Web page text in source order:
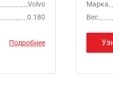
Volvo
0.180
Подробнее
Марка
Вес